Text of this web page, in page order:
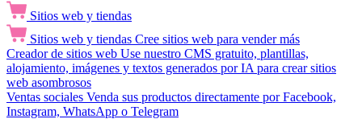
Sitios web y tiendas
Sitios web y tiendas Cree sitios web para vender más
Creador de sitios web Use nuestro CMS gratuito, plantillas,
alojamiento, imágenes y textos generados por IA para crear sitios
web asombrosos
Ventas sociales Venda sus productos directamente por Facebook,
Instagram, WhatsApp o Telegram